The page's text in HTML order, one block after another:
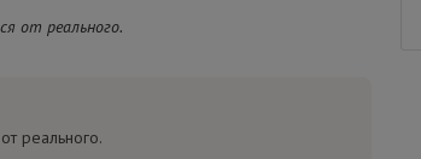
от реального.
реального.